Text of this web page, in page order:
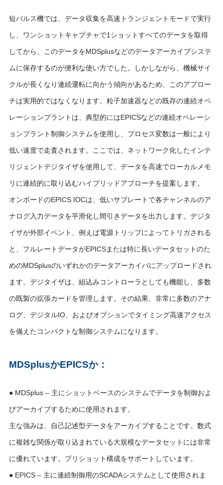
短パルス機では、データ収集を高速トランジェントモードで実行
し、ワンショットキャプチャで1ショットすべてのデータを取得
してから、このデータをMDSplusなどのデータアーカイブシステ
ムに保存するのが便利な使い方でした。しかしながら、機械サイ
クルが長くなり連続運転に向かう傾向があるため、このアプロー
チは実用的ではなくなります。粒子加速器などの既存の連続オペ
レーションプラントは、典型的にはEPICSなどの連続オペレーシ
ョンプラント制御システムを使用し、プロセス変数は一般により
低い速度で走査されます。ここでは、ネットワーク化したインテ
リジェントデジタイザを使用して、データを高速でローカルメモ
リに連続的に取り込むハイブリッドアプローチを提案します。
オンボードのEPICS IOCは、低いサブレートで各チャンネルのア
ナログ入力データを平滑化し間引きデータを出力します。デジタ
イザが外部イベント、例えば電源トリップによってトリガされる
と、フルレートデータがEPICSまたは特に長いデータセットのた
めのMDSplusのいずれかのデータアーカイバにアップロードされ
ます。デジタイザは、組込みコントローラとしても機能し、多数
の既製の拡張カードを管理します。その結果、非常に多数のアナ
ログ、デジタルIO、およびオプションでタイミング高速アクセス
を備えたコンパクトな制御システムになります。
MDSplusかEPICSか：
● MDSplus – 主にショットベースのシステムでデータを制御およ
びアーカイブするために使用されます。
主な強みは、自己記述型データをアーカイブすることです。数式
に複雑な関係が取り込まれている大規模なデータセットには非常
に優れています。プリショット構成をサポートしています。
● EPICS – 主に連続制御用のSCADAシステムとして使用されま